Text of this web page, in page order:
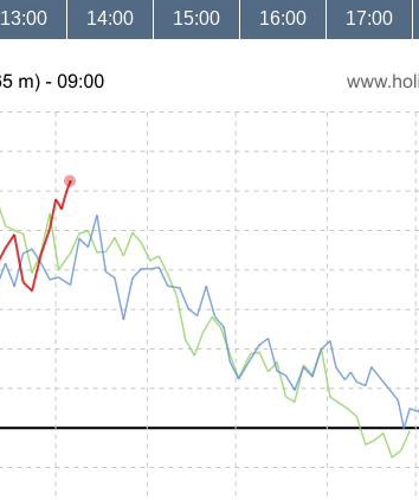
13:00 14:00 15:00 16:00 17:00